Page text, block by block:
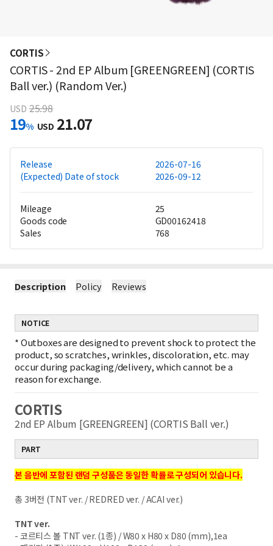
CORTIS
CORTIS - 2nd EP Album [GREENGREEN] (CORTIS
Ball ver.) (Random Ver.)
USD 25.98
19% USD 21.07
Release
2026-07-16
(Expected) Date of stock
2026-09-12
Mileage
25
Goods code
GD00162418
Sales
768
Description Policy Reviews
NOTICE
*Outboxes are designed to prevent shock to protect the
product, so scratches, wrinkles, discoloration, etc. may
occur during packaging/delivery, which cannot be a
reason for exchange.
CORTIS
2nd EP Album [GREENGREEN] (CORTIS Ball ver.)
PART
본 음반에 포함된 랜덤 구성품은 동일한 확률로 구성되어 있습니다.
총 3버전 (TNT ver. / REDRED ver. / ACAI ver.)
TNT ver.
- 코르티스 볼 TNT ver. (1종) / W80 x H80 x D80 (mm),1ea